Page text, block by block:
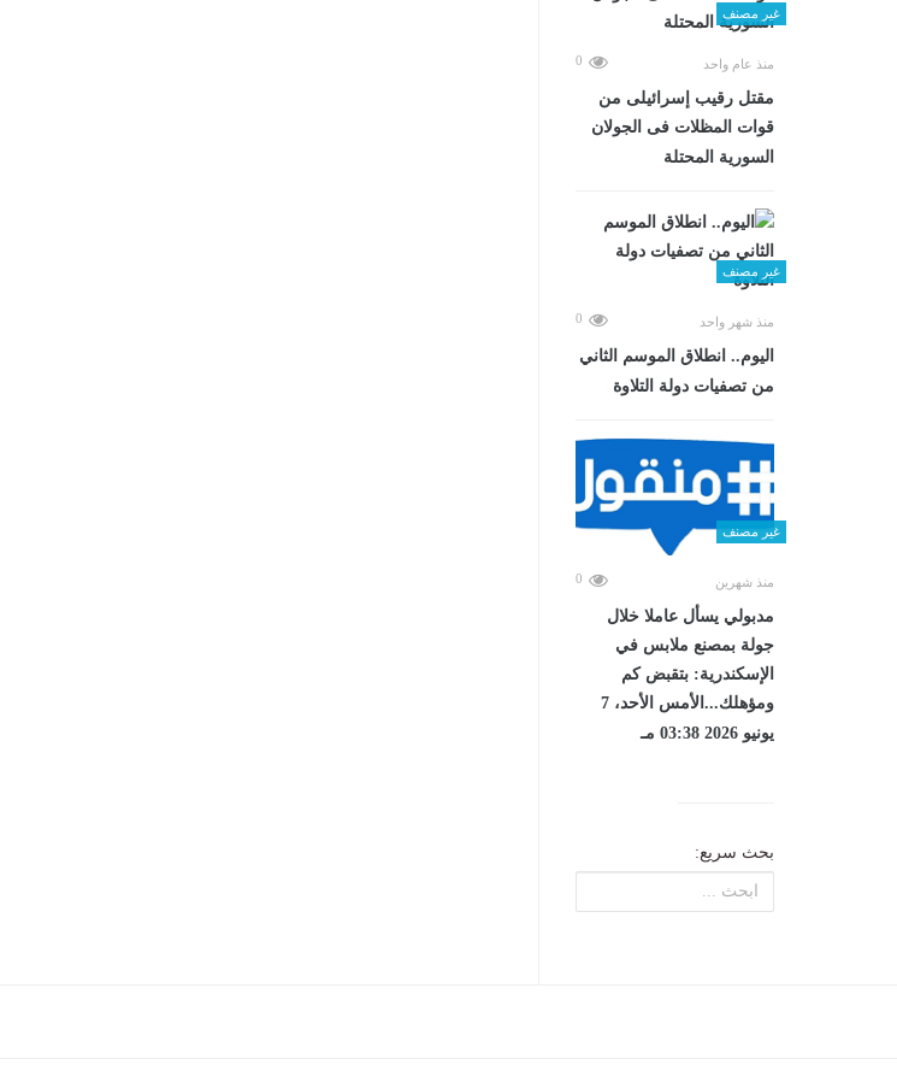
غير مصنف
منذ عام واحد 0
مقتل رقيب إسرائيلى من
قوات المظلات فى الجولان
السورية المحتلة
غير مصنف
منذ شهر واحد 0
اليوم.. انطلاق الموسم الثاني
من تصفيات دولة التلاوة
غير مصنف
منذ شهرين 0
مدبولي يسأل عاملا خلال
جولة بمصنع ملابس في
الإسكندرية: بتقبض كم
ومؤهلك...الأمس الأحد، 7
يونيو 2026 03:38 مـ
بحث سريع: